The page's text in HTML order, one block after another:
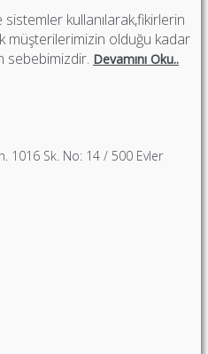
kullanılarak,fikirlerin
müşterilerimizin olduğu kadar
sebebimizdir. Devamını Oku..
1016 Sk. No: 14 / 500 Evler